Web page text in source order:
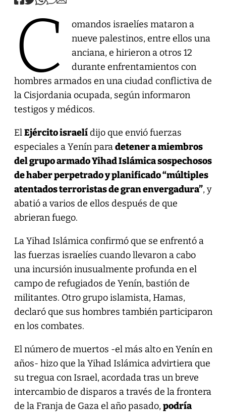
C
omandos israelíes mataron a
nueve palestinos, entre ellos una
anciana, e hirieron a otros 12
durante enfrentamientos con
hombres armados en una ciudad conflictiva de
la Cisjordania ocupada, según informaron
testigos y médicos.
ElEjército israelídijo que envió fuerzas
especiales a Yenín paradetener a miembros
del grupo armado Yihad Islámica sospechosos
de haber perpetrado y planificado “múltiples
atentados terroristas de gran envergadura”, y
abatió a varios de ellos después de que
abrieran fuego.
La Yihad Islámica confirmó que se enfrentó a
las fuerzas israelíes cuando llevaron a cabo
una incursión inusualmente profunda en el
campo de refugiados de Yenín, bastión de
militantes. Otro grupo islamista, Hamas,
declaró que sus hombres también participaron
en los combates.
El número de muertos -el más alto en Yenín en
años- hizo que la Yihad Islámica advirtiera que
su tregua con Israel, acordada tras un breve
intercambio de disparos a través de la frontera
de la Franja de Gaza el año pasado,podría